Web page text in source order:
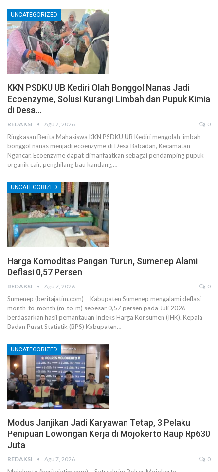
UNCATEGORIZED
KKN PSDKU UB Kediri Olah Bonggol Nanas Jadi
Ecoenzyme, Solusi Kurangi Limbah dan Pupuk Kimia
di Desa…
REDAKSI Agu 7, 2026 0
Ringkasan Berita Mahasiswa KKN PSDKU UB Kediri mengolah limbah
bonggol nanas menjadi ecoenzyme di Desa Babadan, Kecamatan
Ngancar. Ecoenzyme dapat dimanfaatkan sebagai pendamping pupuk
organik cair, penghilang bau kandang,…
UNCATEGORIZED
Harga Komoditas Pangan Turun, Sumenep Alami
Deflasi 0,57 Persen
REDAKSI Agu 7, 2026 0
Sumenep (beritajatim.com) – Kabupaten Sumenep mengalami deflasi
month-to-month (m-to-m) sebesar 0,57 persen pada Juli 2026
berdasarkan hasil pemantauan Indeks Harga Konsumen (IHK). Kepala
Badan Pusat Statistik (BPS) Kabupaten…
UNCATEGORIZED
Modus Janjikan Jadi Karyawan Tetap, 3 Pelaku
Penipuan Lowongan Kerja di Mojokerto Raup Rp630
Juta
REDAKSI Agu 7, 2026 0